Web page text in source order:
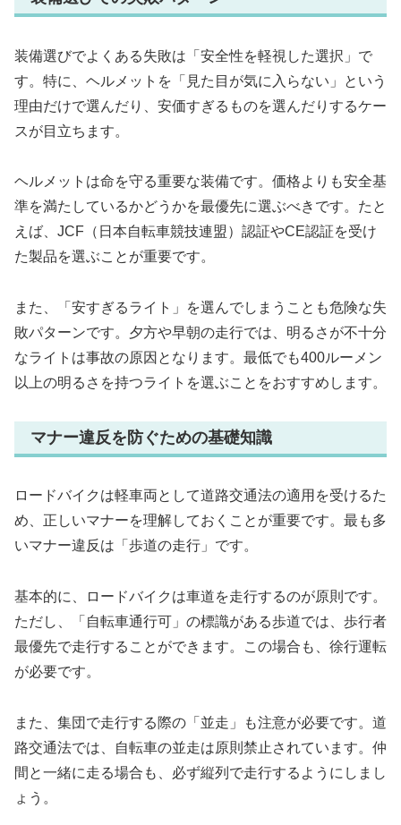
装備選びでよくある失敗は「安全性を軽視した選択」で
す。特に、ヘルメットを「見た目が気に入らない」という
理由だけで選んだり、安価すぎるものを選んだりするケー
スが目立ちます。
ヘルメットは命を守る重要な装備です。価格よりも安全基
準を満たしているかどうかを最優先に選ぶべきです。たと
えば、JCF（日本自転車競技連盟）認証やCE認証を受け
た製品を選ぶことが重要です。
また、「安すぎるライト」を選んでしまうことも危険な失
敗パターンです。夕方や早朝の走行では、明るさが不十分
なライトは事故の原因となります。最低でも400ルーメン
以上の明るさを持つライトを選ぶことをおすすめします。
マナー違反を防ぐための基礎知識
ロードバイクは軽車両として道路交通法の適用を受けるた
め、正しいマナーを理解しておくことが重要です。最も多
いマナー違反は「歩道の走行」です。
基本的に、ロードバイクは車道を走行するのが原則です。
ただし、「自転車通行可」の標識がある歩道では、歩行者
最優先で走行することができます。この場合も、徐行運転
が必要です。
また、集団で走行する際の「並走」も注意が必要です。道
路交通法では、自転車の並走は原則禁止されています。仲
間と一緒に走る場合も、必ず縦列で走行するようにしまし
ょう。